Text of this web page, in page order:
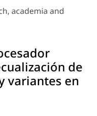
academia and
de
variantes en